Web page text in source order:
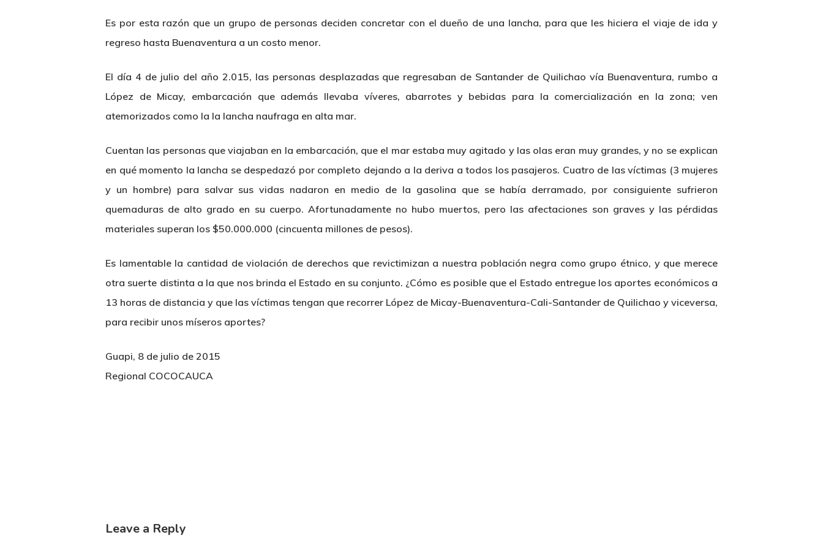
Es por esta razón que un grupo de personas deciden concretar con el dueño de una lancha, para que les hiciera el viaje de ida y
regreso hasta Buenaventura a un costo menor.
El día 4 de julio del año 2.015, las personas desplazadas que regresaban de Santander de Quilichao vía Buenaventura, rumbo a
López de Micay, embarcación que además llevaba víveres, abarrotes y bebidas para la comercialización en la zona; ven
atemorizados como la la lancha naufraga en alta mar.
Cuentan las personas que viajaban en la embarcación, que el mar estaba muy agitado y las olas eran muy grandes, y no se explican
en qué momento la lancha se despedazó por completo dejando a la deriva a todos los pasajeros. Cuatro de las víctimas (3 mujeres
y un hombre) para salvar sus vidas nadaron en medio de la gasolina que se había derramado, por consiguiente sufrieron
quemaduras de alto grado en su cuerpo. Afortunadamente no hubo muertos, pero las afectaciones son graves y las pérdidas
materiales superan los $50.000.000 (cincuenta millones de pesos).
Es lamentable la cantidad de violación de derechos que revictimizan a nuestra población negra como grupo étnico, y que merece
otra suerte distinta a la que nos brinda el Estado en su conjunto. ¿Cómo es posible que el Estado entregue los aportes económicos a
13 horas de distancia y que las víctimas tengan que recorrer López de Micay-Buenaventura-Cali-Santander de Quilichao y viceversa,
para recibir unos míseros aportes?
Guapi, 8 de julio de 2015
Regional COCOCAUCA
Leave a Reply